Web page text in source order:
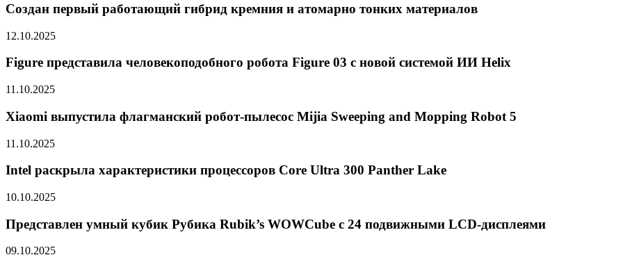
Создан первый работающий гибрид кремния и атомарно тонких материалов
12.10.2025
Figure представила человекоподобного робота Figure 03 с новой системой ИИ Helix
11.10.2025
Xiaomi выпустила флагманский робот-пылесос Mijia Sweeping and Mopping Robot 5
11.10.2025
Intel раскрыла характеристики процессоров Core Ultra 300 Panther Lake
10.10.2025
Представлен умный кубик Рубика Rubik’s WOWCube с 24 подвижными LCD-дисплеями
09.10.2025